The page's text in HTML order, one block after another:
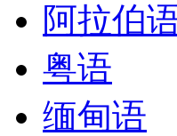
阿拉伯
粤语
缅甸语